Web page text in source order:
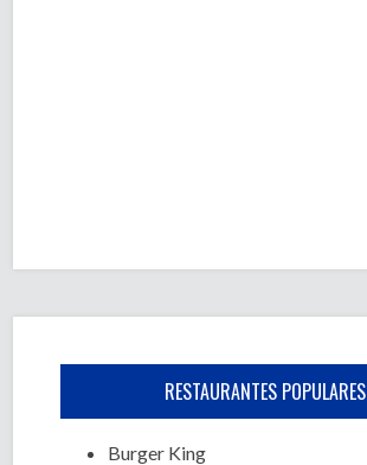
RESTAURANTES POPULARES
Burger King